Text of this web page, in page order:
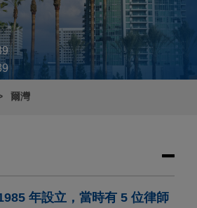
爾灣
年設立，當時有 5 位律師